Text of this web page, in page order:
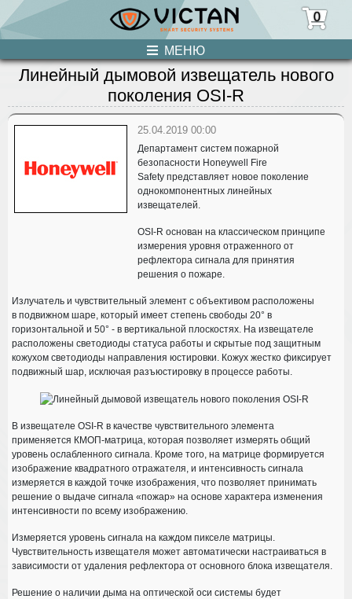
0
МЕНЮ
ПРОДУКЦИЯ
НОВОСТИ
О НАС
УСЛУГИ
КОНТАКТЫ
Линейный дымовой извещатель нового
поколения OSI-R
25.04.2019 00:00
Департамент систем пожарной
безопасности Honeywell Fire
Safety представляет новое поколение
однокомпонентных линейных
извещателей.
OSI-R основан на классическом принципе
измерения уровня отраженного от
рефлектора сигнала для принятия
решения о пожаре.
Излучатель и чувствительный элемент с объективом расположены
в подвижном шаре, который имеет степень свободы 20° в
горизонтальной и 50° - в вертикальной плоскостях. На извещателе
расположены светодиоды статуса работы и скрытые под защитным
кожухом светодиоды направления юстировки. Кожух жестко фиксирует
подвижный шар, исключая разъюстировку в процессе работы.
В извещателе OSI-R в качестве чувствительного элемента
применяется КМОП-матрица, которая позволяет измерять общий
уровень ослабленного сигнала. Кроме того, на матрице формируется
изображение квадратного отражателя, и интенсивность сигнала
измеряется в каждой точке изображения, что позволяет принимать
решение о выдаче сигнала «пожар» на основе характера изменения
интенсивности по всему изображению.
Измеряется уровень сигнала на каждом пикселе матрицы.
Чувствительность извещателя может автоматически настраиваться в
зависимости от удаления рефлектора от основного блока извещателя.
Решение о наличии дыма на оптической оси системы будет